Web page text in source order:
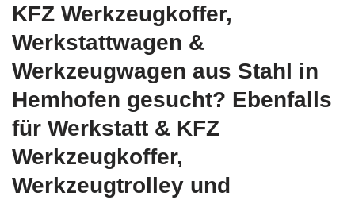
KFZ Werkzeugkoffer,
Werkstattwagen &
Werkzeugwagen aus Stahl in
Hemhofen gesucht? Ebenfalls
für Werkstatt & KFZ
Werkzeugkoffer,
Werkzeugtrolley und